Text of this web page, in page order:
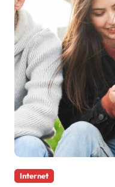
Internet